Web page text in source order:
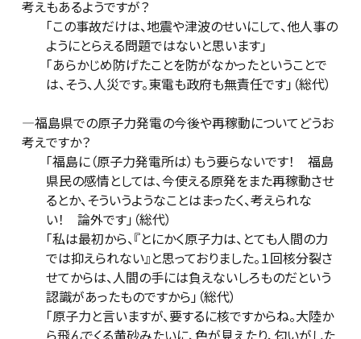
考えもあるようですが？
「この事故だけは、地震や津波のせいにして、他人事の
ようにとらえる問題ではないと思います」
「あらかじめ防げたことを防がなかったということで
は、そう、人災です。東電も政府も無責任です」（総代）
―福島県での原子力発電の今後や再稼動についてどうお
考えですか？
「福島に（原子力発電所は）もう要らないです！ 福島
県民の感情としては、今使える原発をまた再稼動させ
るとか、そういうようなことはまったく、考えられな
い！ 論外です」（総代）
「私は最初から、『とにかく原子力は、とても人間の力
では抑えられない』と思っておりました。１回核分裂さ
せてからは、人間の手には負えないしろものだという
認識があったものですから」（総代）
「原子力と言いますが、要するに核ですからね。大陸か
ら飛んでくる黄砂みたいに、色が見えたり、匂いがした